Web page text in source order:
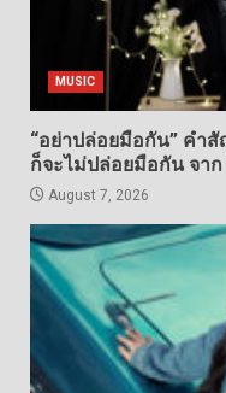
MUSIC
“อย่าปล่อยมือกัน” คำ
ก็จะไม่ปล่อยมือกัน จา
August 7, 2026